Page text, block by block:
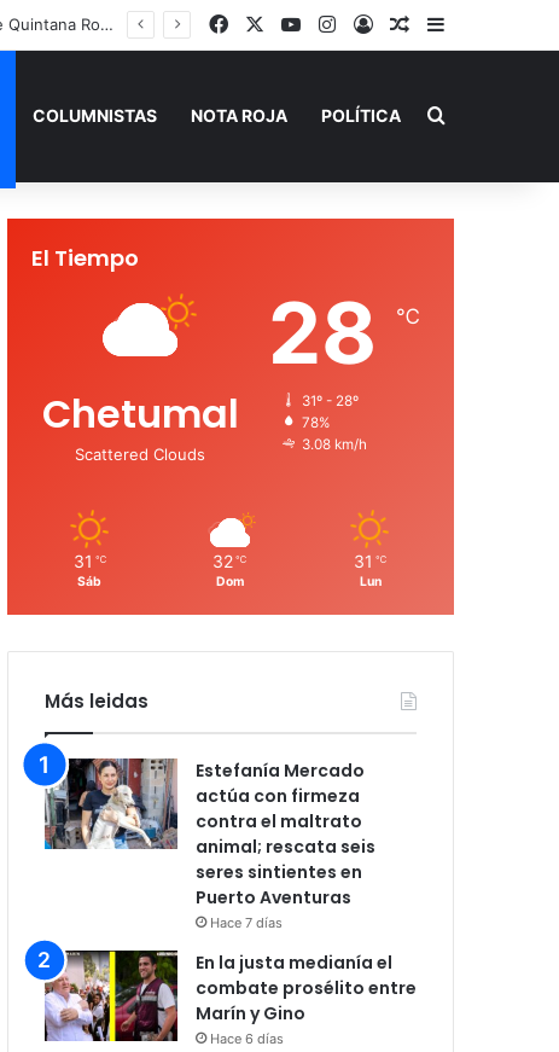
Playa del Carmen tendrá el primer Centro Comunitario “México Imparable” de Quintana Roo: Mara Lezama FacebookYouTubeInstagram
AccesoPublicación al
Barra lateral
COLUMNISTAS NOTA ROJA POLÍTICA Buscar por
El Tiempo
Chetumal
Scattered Clouds
28 ℃
31º - 28º
78%
3.08 km/h
31 ℃
Sáb
32 ℃
Dom
31 ℃
Lun
Más leidas
Estefanía Mercado
actúa con firmeza
contra el maltrato
animal; rescata seis
seres sintientes en
Puerto Aventuras
Hace 7 días
En la justa medianía el
combate prosélito entre
Marín y Gino
Hace 6 días